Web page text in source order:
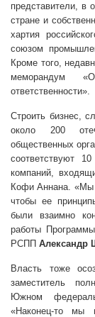
представители, в
стране и
хартия
союзом
Кроме того,
меморандум
ответственности».
Строить бизнес,
около 200
общественных
соответствуют
компаний,
Кофи Аннана. «Мы
чтобы ее
были взаимно
работы
РСПП Александр
Власть тоже
заместитель
Южном
«Наконец-то мы